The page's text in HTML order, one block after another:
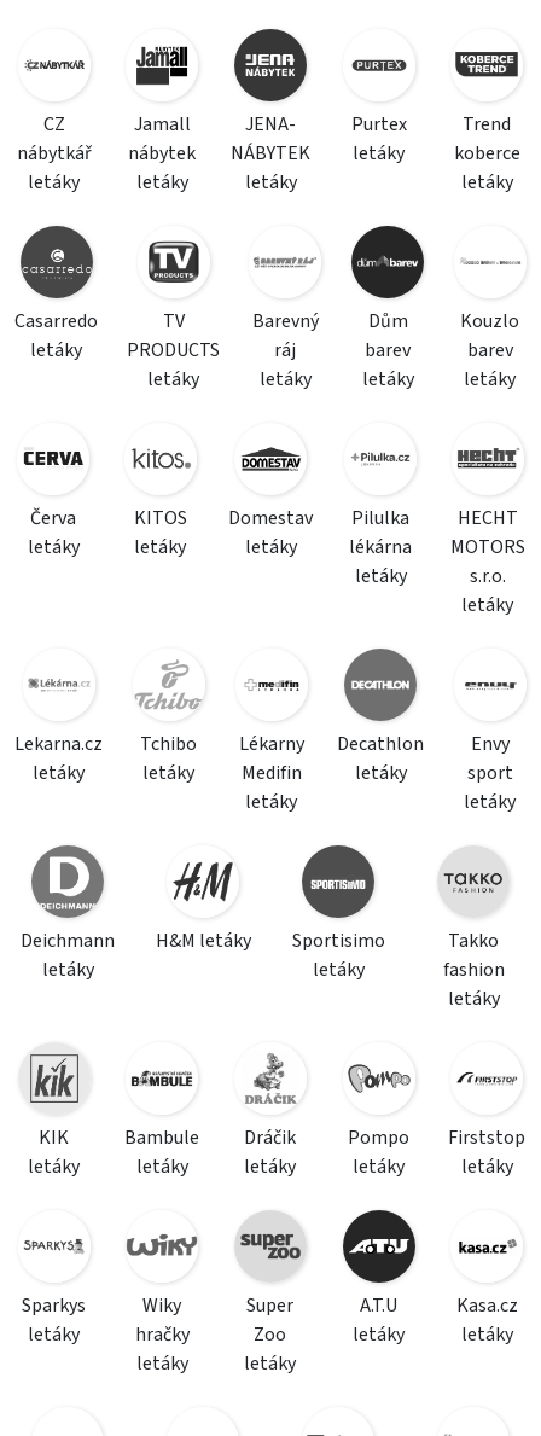
CZ
nábytkář
letáky
Jamall
nábytek
letáky
JENA-
NÁBYTEK
letáky
Purtex
letáky
Trend
koberce
letáky
Casarredo
letáky
TV
PRODUCTS
letáky
Barevný
ráj
letáky
Dům
barev
letáky
Kouzlo
barev
letáky
Červa
letáky
KITOS
letáky
Domestav
letáky
Pilulka
lékárna
letáky
HECHT
MOTORS
s.r.o.
letáky
Lekarna.cz
letáky
Tchibo
letáky
Lékarny
Medifin
letáky
Decathlon
letáky
Envy
sport
letáky
Deichmann
letáky
H&M letáky
Sportisimo
letáky
Takko
fashion
letáky
KIK
letáky
Bambule
letáky
Dráčik
letáky
Pompo
letáky
Firststop
letáky
Sparkys
letáky
Wiky
hračky
letáky
Super
Zoo
letáky
A.T.U
letáky
Kasa.cz
letáky